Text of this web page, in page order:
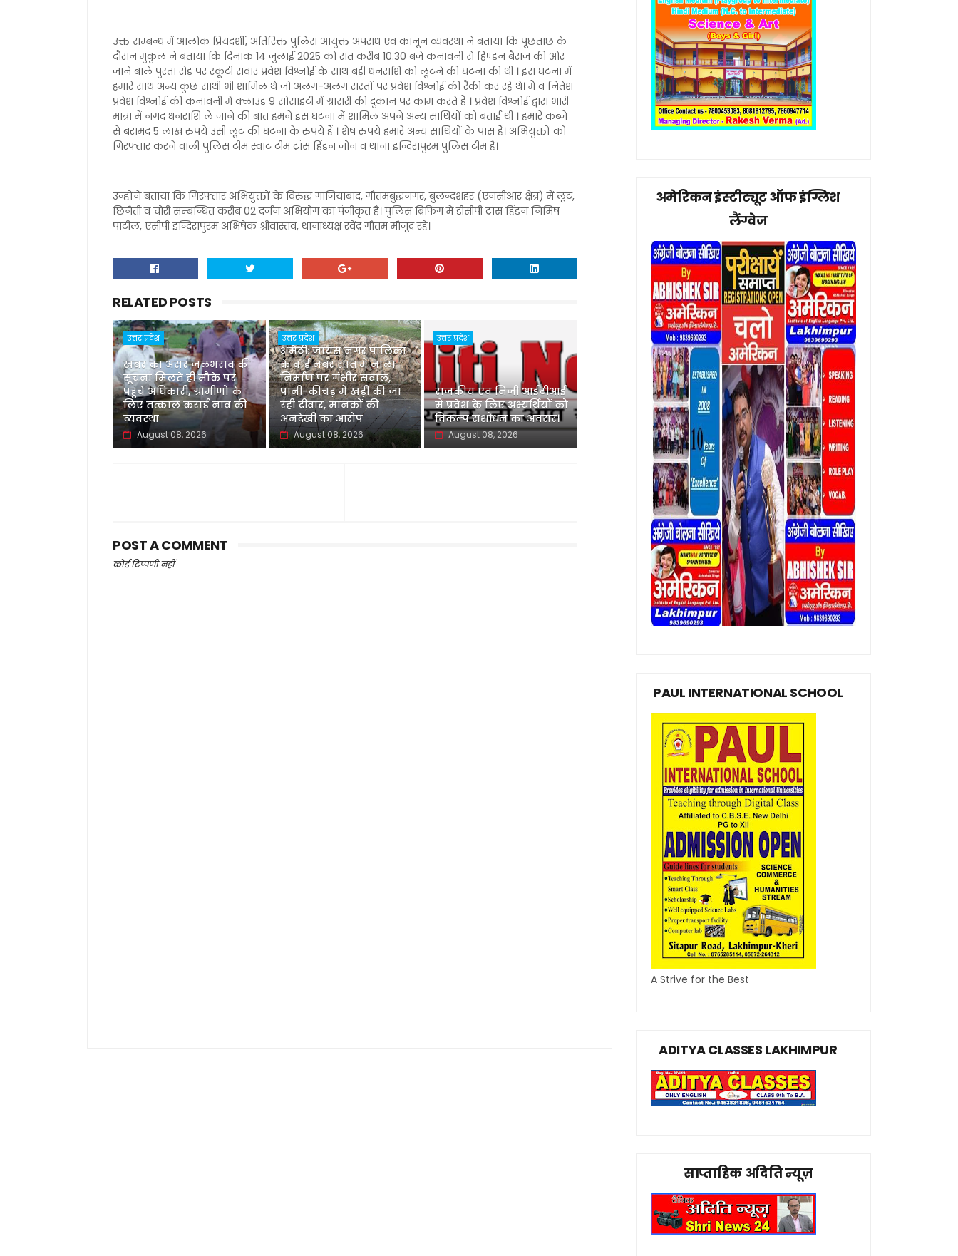
उक्त सम्बन्ध में आलोक प्रियदर्शी, अतिरिक्त पुलिस आयुक्त अपराध एवं कानून व्यवस्था ने बताया कि पूछताछ के
दौरान मुकुल ने बताया कि दिनांक 14 जुलाई 2025 को रात करीब 10.30 बजे कनावनी से हिण्डन बैराज की ओर
जाने बाले पुस्ता रोड़ पर स्कूटी सवार प्रवेश विश्नोई के साथ बड़ी धनराशि को लूटने की घटना की थी । इस घटना में
हमारे साथ अन्य कुछ साथी भी शामिल थे जो अलग-अलग रास्तों पर प्रवेश विश्नोई की रैकी कर रहे थे। मैं व नितेश
प्रवेश विश्नोई की कनावनी में क्लाउड 9 सोसाइटी में ग्रासरी की दुकान पर काम करते हैं । प्रवेश विश्नोई द्वारा भारी
मात्रा में नगद धनराशि ले जाने की बात हमनें इस घटना में शामिल अपने अन्य साथियों को बताई थी । हमारे कब्जे
से बरामद 5 लाख रुपये उसी लूट की घटना के रुपये हैं । शेष रुपये हमारे अन्य साथियों के पास हैं। अभियुक्तों को
गिरफ्तार करने वाली पुलिस टीम स्वाट टीम ट्रांस हिंडन जोन व थाना इन्दिरापुरम पुलिस टीम है।
उन्होंने बताया कि गिरफ्तार अभियुक्तों के विरुद्ध गाजियाबाद, गौतमबुद्धनगर, बुलन्दशहर (एनसीआर क्षेत्र) में लूट,
छिनैती व चोरी सम्बन्धित करीब 02 दर्जन अभियोग का पंजीकृत है। पुलिस ब्रिफिंग में डीसीपी ट्रांस हिंडन निमिष
पाटील, एसीपी इन्दिरापुरम अभिषेक श्रीवास्तव, थानाध्यक्ष रवेंद्र गौतम मौजूद रहे।
RELATED POSTS
उत्तर प्रदेश
खबर का असर जलभराव की
सूचना मिलते ही मौके पर
पहुंचे अधिकारी, ग्रामीणों के
लिए तत्काल कराई नाव की
व्यवस्था
August 08, 2026
उत्तर प्रदेश
अमेठी: जायस नगर पालिका
के वार्ड नंबर सात में नाला
निर्माण पर गंभीर सवाल,
पानी-कीचड़ में खड़ी की जा
रही दीवार, मानकों की
अनदेखी का आरोप
August 08, 2026
उत्तर प्रदेश
‌राजकीय एवं निजी आईटीआई
में प्रवेश के लिए अभ्यर्थियों को
विकल्प संशोधन का अवसर।
August 08, 2026
POST A COMMENT
कोई टिप्पणी नहीं
अमेरिकन इंस्टीट्यूट ऑफ इंग्लिश
लैंग्वेज
PAUL INTERNATIONAL SCHOOL
A Strive for the Best
ADITYA CLASSES LAKHIMPUR
साप्ताहिक अदिति न्यूज़